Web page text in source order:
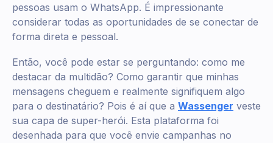
pessoas usam o WhatsApp. É impressionante
considerar todas as oportunidades de se conectar de
forma direta e pessoal.
Então, você pode estar se perguntando: como me
destacar da multidão? Como garantir que minhas
mensagens cheguem e realmente signifiquem algo
para o destinatário? Pois é aí que a Wassenger veste
sua capa de super-herói. Esta plataforma foi
desenhada para que você envie campanhas no